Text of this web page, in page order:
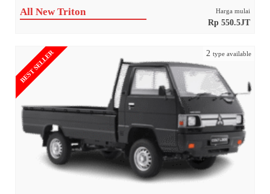
All New Triton Harga mulai
Rp 550.5JT
BEST SELLER 2 type available